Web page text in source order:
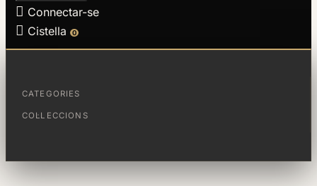
CATEGORIES
COL·LECCIONS
 Connectar-se
 Cistella 0